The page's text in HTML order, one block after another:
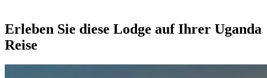
Erleben Sie diese Lodge auf Ihrer Uganda
Reise